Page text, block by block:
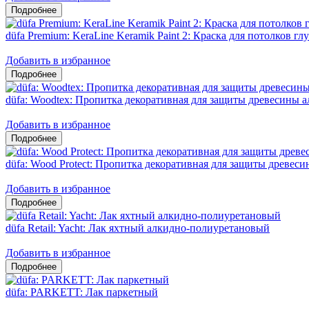
düfa Premium: KeraLine Keramik Paint 2: Краска для потолков
Добавить в избранное
düfa: Woodtex: Пропитка декоративная для защиты древесины
Добавить в избранное
düfa: Wood Protect: Пропитка декоративная для защиты
Добавить в избранное
düfa Retail: Yacht: Лак яхтный алкидно-полиуретановый
Добавить в избранное
düfa: PARKETT: Лак паркетный